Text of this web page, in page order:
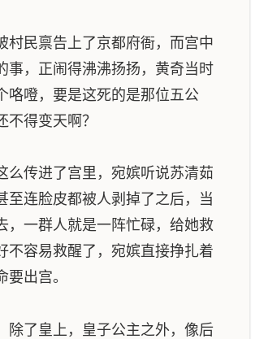
民禀告上了京都府衙，而宫中
事，正闹得沸沸扬扬，黄奇当时
咯噔，要是这死的是那位五公
不得变天啊？
传进了宫里，宛嫔听说苏清茹
至连脸皮都被人剥掉了之后，当
，一群人就是一阵忙碌，给她救
不容易救醒了，宛嫔直接挣扎着
要出宫。
了皇上，皇子公主之外，像后